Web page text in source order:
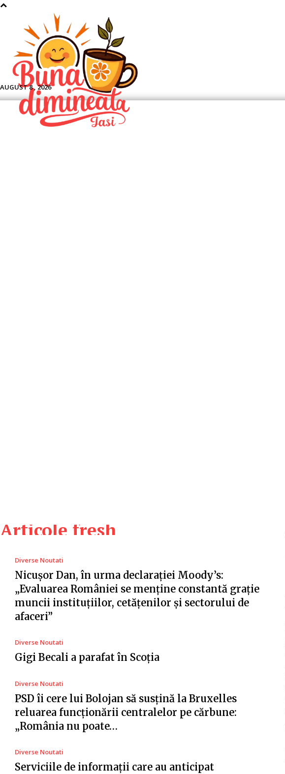
AUGUST 8 , 2026
Articole fresh
Diverse Noutati
Nicușor Dan, în urma declarației Moody’s:
„Evaluarea României se menține constantă grație
muncii instituțiilor, cetățenilor și sectorului de
afaceri”
Diverse Noutati
Gigi Becali a parafat în Scoția
Diverse Noutati
PSD îi cere lui Bolojan să susțină la Bruxelles
reluarea funcționării centralelor pe cărbune:
„România nu poate…
Diverse Noutati
Serviciile de informații care au anticipat